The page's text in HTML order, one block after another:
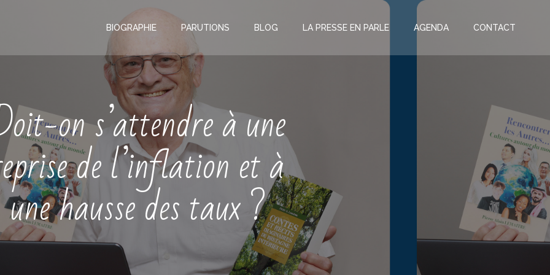
BIOGRAPHIE PARUTIONS BLOG LA PRESSE EN PARLE AGENDA CONTACT
on s’attendre à une
de l’inflation et à
une hausse des taux ?